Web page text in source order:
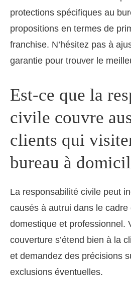
protections spécifiques au
propositions en termes de
franchise. N’hésitez pas à
garantie pour trouver le
Est-ce que la
civile couvre
clients qui
bureau à
La responsabilité civile peut
causés à autrui dans le cadre
domestique et professionnel.
couverture s’étend bien à la
et demandez des précisions
exclusions éventuelles.